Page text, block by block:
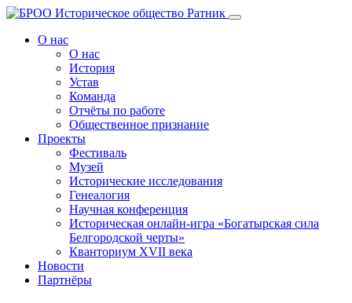
Перейти
содержанию
О нас
О нас
История
Устав
Команда
Отчёты по работе
Общественное признание
Проекты
Фестиваль
Музей
Исторические исследования
Генеалогия
Научная конференция
Историческая онлайн-игра «Богатырская сила
Белгородской черты»
Кванториум XVII века
Новости
Партнёры